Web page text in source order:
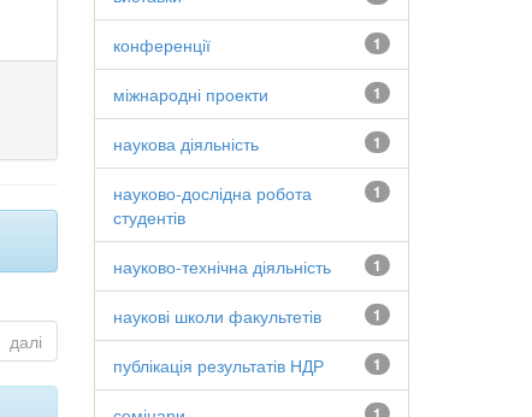
далі
1
конференції
1
міжнародні проекти
1
наукова діяльність
1
науково-дослідна робота
студентів
1
науково-технічна діяльність
1
наукові школи факультетів
1
публікація результатів НДР